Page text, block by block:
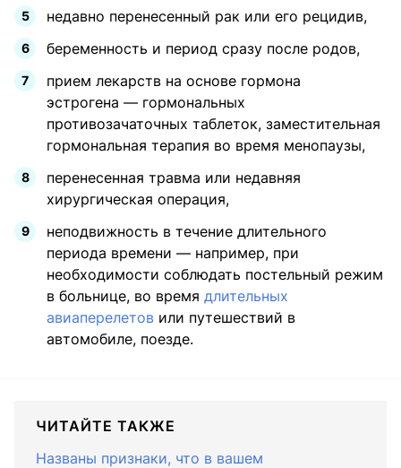
недавно перенесенный рак или его рецидив,
беременность и период сразу после родов,
прием лекарств на основе гормона
эстрогена — гормональных
противозачаточных таблеток, заместительная
гормональная терапия во время менопаузы,
перенесенная травма или недавняя
хирургическая операция,
неподвижность в течение длительного
периода времени — например, при
необходимости соблюдать постельный режим
в больнице, во время длительных
авиаперелетов или путешествий в
автомобиле, поезде.
ЧИТАЙТЕ ТАКЖЕ
Названы признаки, что в вашем